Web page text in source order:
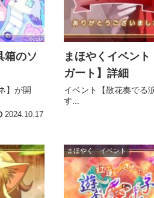
箱のソ
】が開
2024.10.17
まほやくイベン
ガート】詳細
イベント【散花奏でる
す...
まほやく イベント